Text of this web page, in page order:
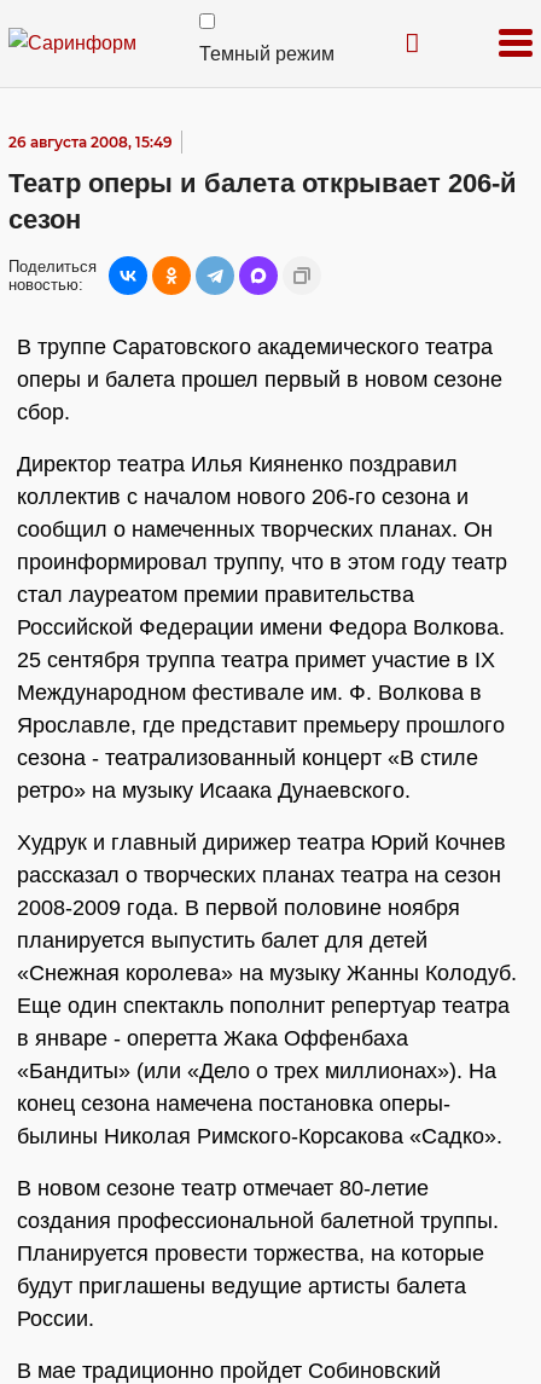
Темный режим
26 августа 2008, 15:49
Театр оперы и балета открывает 206-й
сезон
Поделиться
новостью:
В труппе Саратовского академического театра
оперы и балета прошел первый в новом сезоне
сбор.
Директор театра Илья Кияненко поздравил
коллектив с началом нового 206-го сезона и
сообщил о намеченных творческих планах. Он
проинформировал труппу, что в этом году театр
стал лауреатом премии правительства
Российской Федерации имени Федора Волкова.
25 сентября труппа театра примет участие в IХ
Международном фестивале им. Ф. Волкова в
Ярославле, где представит премьеру прошлого
сезона - театрализованный концерт «В стиле
ретро» на музыку Исаака Дунаевского.
Худрук и главный дирижер театра Юрий Кочнев
рассказал о творческих планах театра на сезон
2008-2009 года. В первой половине ноября
планируется выпустить балет для детей
«Снежная королева» на музыку Жанны Колодуб.
Еще один спектакль пополнит репертуар театра
в январе - оперетта Жака Оффенбаха
«Бандиты» (или «Дело о трех миллионах»). На
конец сезона намечена постановка оперы-
былины Николая Римского-Корсакова «Садко».
В новом сезоне театр отмечает 80-летие
создания профессиональной балетной труппы.
Планируется провести торжества, на которые
будут приглашены ведущие артисты балета
России.
В мае традиционно пройдет Собиновский